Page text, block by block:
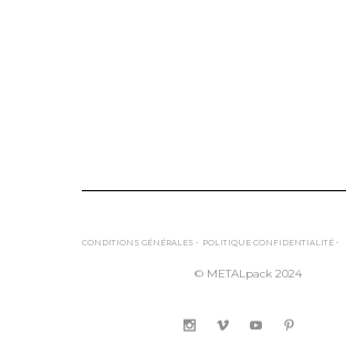
CONDITIONS GÉNÉRALES • POLITIQUE CONFIDENTIALITÉ •
© METALpack 2024